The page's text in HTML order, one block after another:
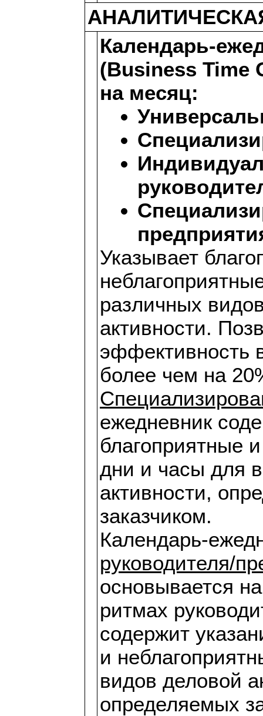
Календарь-
(Business Time
на месяц:
Указывает
различных
активности.
эффективность
более чем на
ежедневник
благоприятные
дни и часы для
активности,
заказчиком.
Календарь-
руководителя/
основывается
ритмах
содержит
и
видов деловой
определяемых